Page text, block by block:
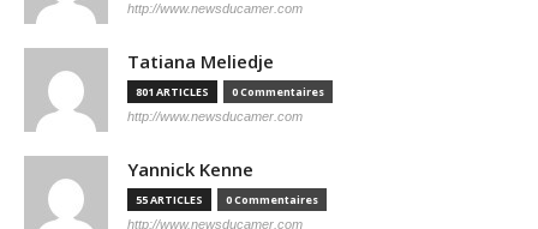
http://www.newsducamer.com
Tatiana Meliedje
801 ARTICLES 0 Commentaires
http://www.newsducamer.com
Yannick Kenne
55 ARTICLES 0 Commentaires
http://www.newsducamer.com